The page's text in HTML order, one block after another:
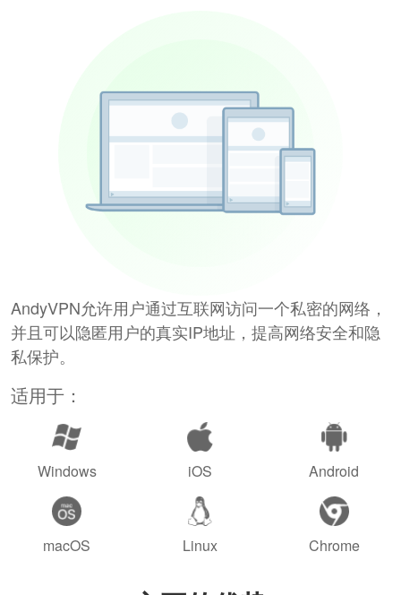
AndyVPN允许用户通过互联网访问一个私密的网络，
并且可以隐匿用户的真实IP地址，提高网络安全和隐
私保护。
适用于：
Windows iOS Android
macOS Linux Chrome